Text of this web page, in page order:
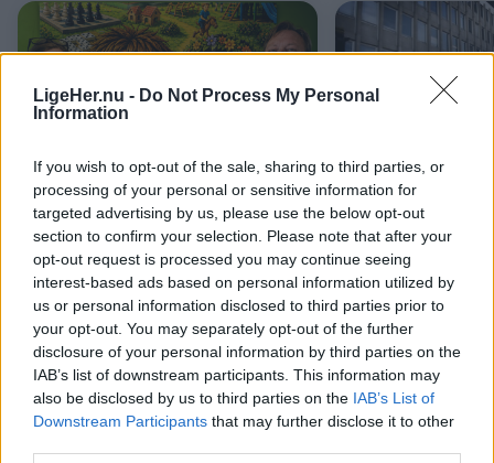
LigeHer.nu - Do Not Process My Personal
Information
If you wish to opt-out of the sale, sharing to third parties, or
processing of your personal or sensitive information for
targeted advertising by us, please use the below opt-out
section to confirm your selection. Please note that after your
opt-out request is processed you may continue seeing
interest-based ads based on personal information utilized by
us or personal information disclosed to third parties prior to
your opt-out. You may separately opt-out of the further
disclosure of your personal information by third parties on the
IAB’s list of downstream participants. This information may
also be disclosed by us to third parties on the IAB’s List of
Downstream Participants that may further disclose it to other
Mennesker
Anette og Kim nægter at
give op: Nu prøver de noget
helt nyt
Aktuelt
ved Gravlev -